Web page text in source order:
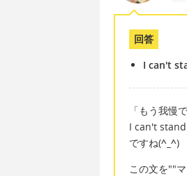
回答
I can't
「もう我慢
I can't
ですね(^_^)
この文を""